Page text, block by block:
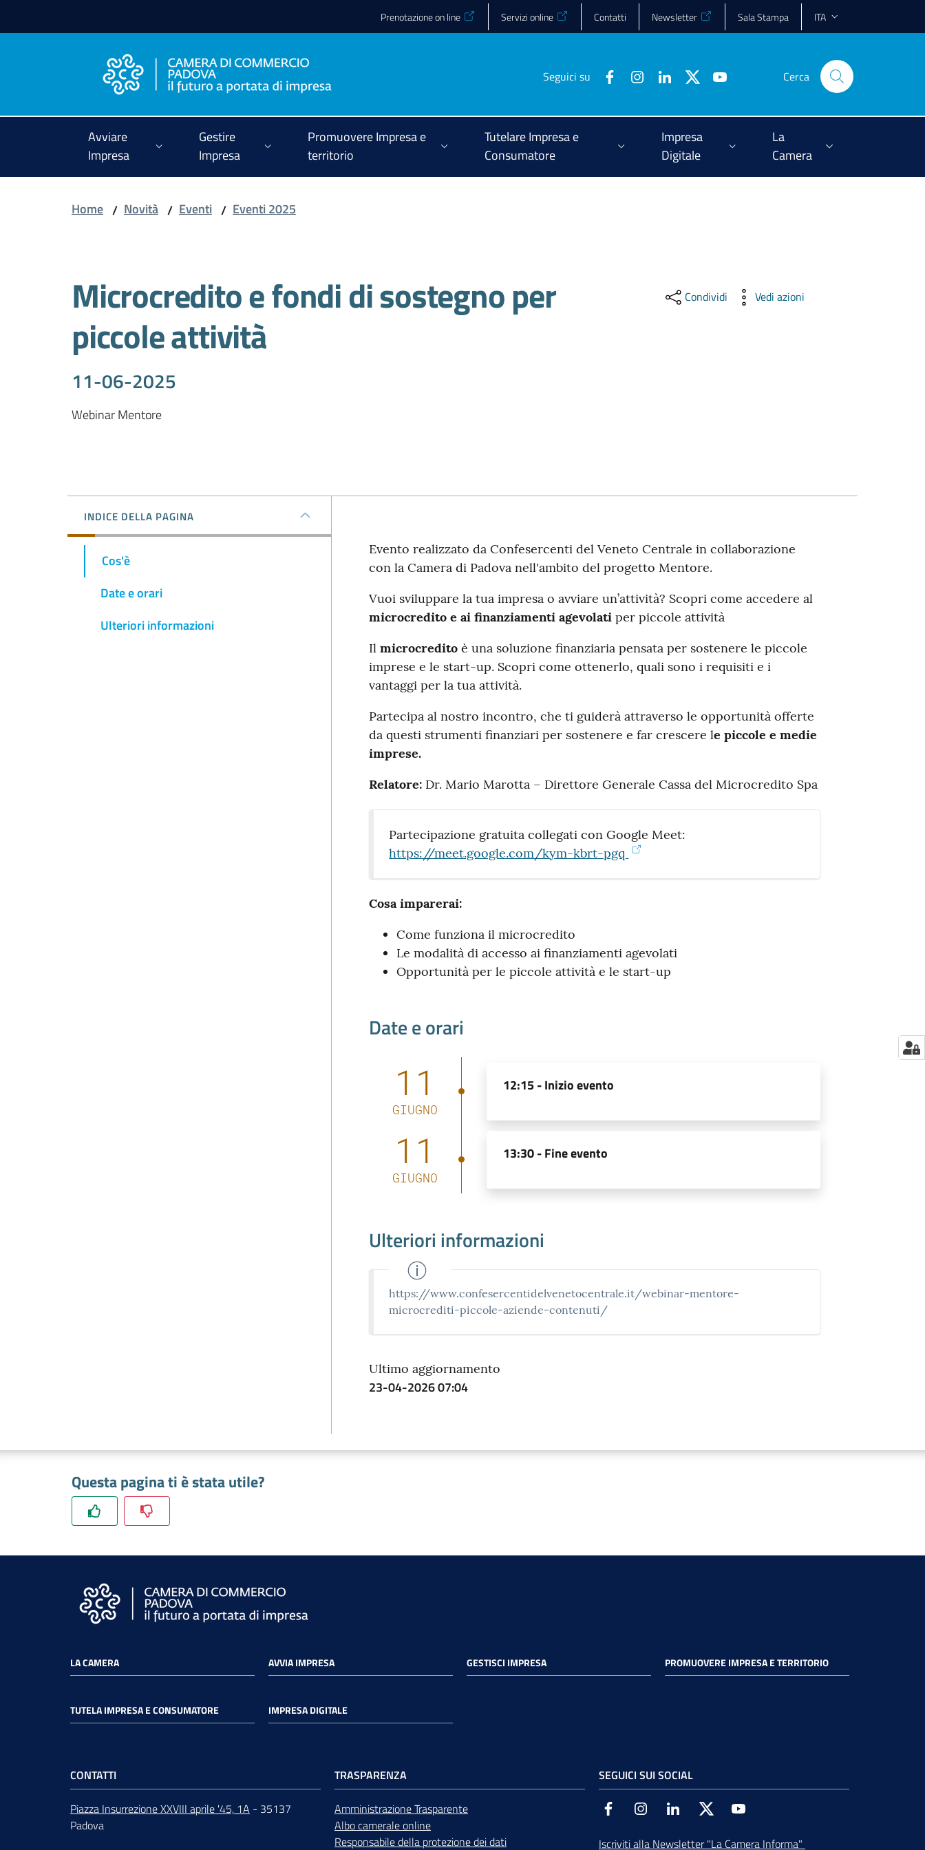
Prenotazione on line Servizi online Contatti Newsletter Sala Stampa ITA
Seguici su Cerca
Avviare
Impresa
Gestire
Impresa
Promuovere Impresa e
territorio
Tutelare Impresa e
Consumatore
Impresa
Digitale
La
Camera
Home / Novità / Eventi / Eventi 2025
Microcredito e fondi di sostegno per
piccole attività
11-06-2025
Webinar Mentore
Condividi Vedi azioni
INDICE DELLA PAGINA
Cos'è
Date e orari
Ulteriori informazioni
Evento realizzato da Confesercenti del Veneto Centrale in collaborazione
con la Camera di Padova nell'ambito del progetto Mentore.
Vuoi sviluppare la tua impresa o avviare un’attività? Scopri come accedere al
microcredito e ai finanziamenti agevolatiper piccole attività
Il microcreditoè una soluzione finanziaria pensata per sostenere le piccole
imprese e le start-up. Scopri come ottenerlo, quali sono i requisiti e i
vantaggi per la tua attività.
Partecipa al nostro incontro, che ti guiderà attraverso le opportunità offerte
da questi strumenti finanziari per sostenere e far crescere le piccole e medie
imprese.
Relatore:Dr. Mario Marotta – Direttore Generale Cassa del Microcredito Spa
Partecipazione gratuita collegati con Google Meet:
https://meet.google.com/kym-kbrt-pgq
Cosa imparerai:
Come funziona il microcredito
Le modalità di accesso ai finanziamenti agevolati
Opportunità per le piccole attività e le start-up
Date e orari
11
GIUGNO
12:15 -Inizio evento
11
GIUGNO
13:30 -Fine evento
Ulteriori informazioni
https://www.confesercentidelvenetocentrale.it/webinar-mentore-
microcrediti-piccole-aziende-contenuti/
Ultimo aggiornamento
23-04-2026 07:04
Questa pagina ti è stata utile?
LA CAMERA AVVIA IMPRESA GESTISCI IMPRESA PROMUOVERE IMPRESA E TERRITORIO
TUTELA IMPRESA E CONSUMATORE IMPRESA DIGITALE
CONTATTI
Piazza Insurrezione XXVIII aprile '45, 1A - 35137
Padova
TRASPARENZA
Amministrazione Trasparente
Albo camerale online
Responsabile della protezione dei dati
SEGUICI SUI SOCIAL
Facebook InstagramLinkedin Twitter
Iscriviti alla Newsletter "La Camera Informa"